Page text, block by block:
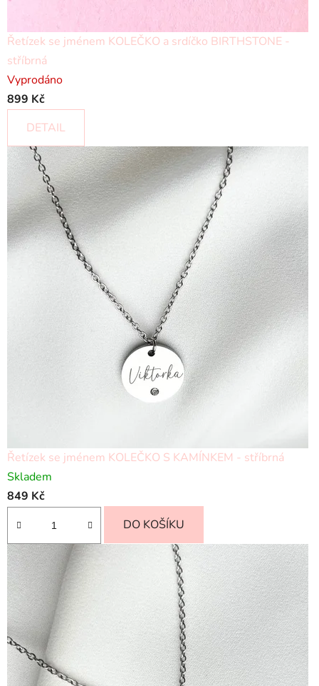
Řetízek se jménem KOLEČKO a srdíčko BIRTHSTONE -
stříbrná
Vyprodáno
899 Kč
DETAIL
Řetízek se jménem KOLEČKO S KAMÍNKEM - stříbrná
Skladem
849 Kč
DO KOŠÍKU